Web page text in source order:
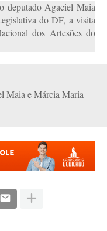
deputado Agaciel Maia
do DF, a visita
dos Artesões do
Maia e Márcia Maria